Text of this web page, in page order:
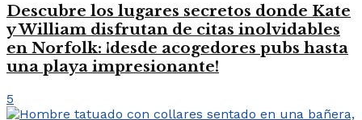
Descubre los lugares secretos donde Kate
y William disfrutan de citas inolvidables
en Norfolk: ¡desde acogedores pubs hasta
una playa impresionante!
5